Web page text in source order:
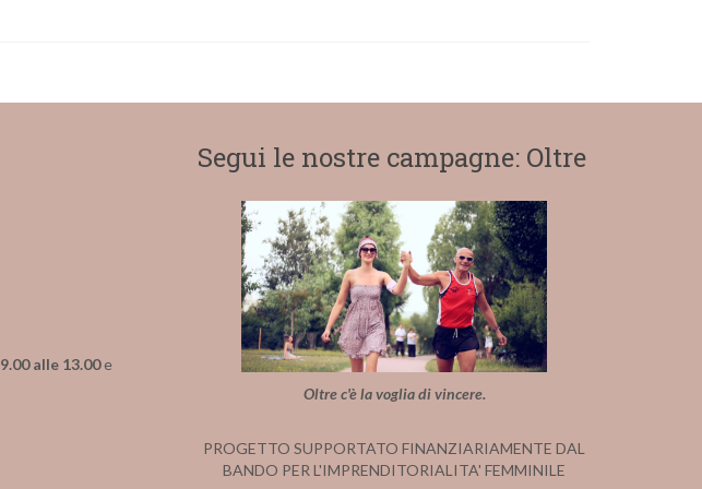
9.00 alle 13.00e
Segui le nostre campagne: Oltre
Oltre c'è la voglia di vincere.
PROGETTO SUPPORTATO FINANZIARIAMENTE DAL
BANDO PER L'IMPRENDITORIALITA' FEMMINILE